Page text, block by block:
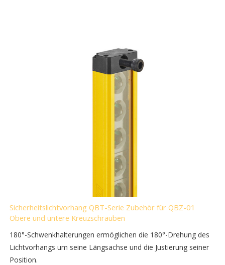
Sicherheitslichtvorhang QBT-Serie Zubehör für QBZ-01
Obere und untere Kreuzschrauben
180°-Schwenkhalterungen ermöglichen die 180°-Drehung des
Lichtvorhangs um seine Längsachse und die Justierung seiner
Position.